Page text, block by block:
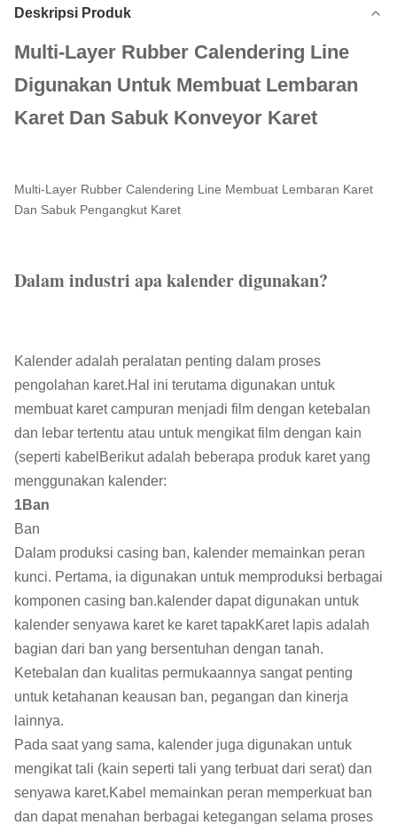
Deskripsi Produk
Multi-Layer Rubber Calendering Line
Digunakan Untuk Membuat Lembaran
Karet Dan Sabuk Konveyor Karet
Multi-Layer Rubber Calendering Line Membuat Lembaran Karet
Dan Sabuk Pengangkut Karet
Dalam industri apa kalender digunakan?
Kalender adalah peralatan penting dalam proses
pengolahan karet.Hal ini terutama digunakan untuk
membuat karet campuran menjadi film dengan ketebalan
dan lebar tertentu atau untuk mengikat film dengan kain
(seperti kabelBerikut adalah beberapa produk karet yang
menggunakan kalender:
1Ban
Ban
Dalam produksi casing ban, kalender memainkan peran
kunci. Pertama, ia digunakan untuk memproduksi berbagai
komponen casing ban.kalender dapat digunakan untuk
kalender senyawa karet ke karet tapakKaret lapis adalah
bagian dari ban yang bersentuhan dengan tanah.
Ketebalan dan kualitas permukaannya sangat penting
untuk ketahanan keausan ban, pegangan dan kinerja
lainnya.
Pada saat yang sama, kalender juga digunakan untuk
mengikat tali (kain seperti tali yang terbuat dari serat) dan
senyawa karet.Kabel memainkan peran memperkuat ban
dan dapat menahan berbagai ketegangan selama proses